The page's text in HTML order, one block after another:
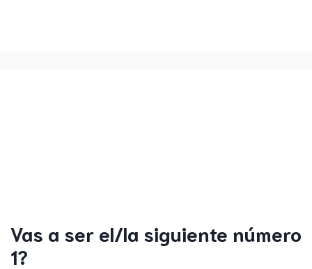
Vas a ser el/la siguiente número
1?